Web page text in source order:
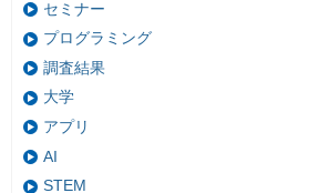
セミナー
プログラミング
調査結果
大学
アプリ
AI
STEM